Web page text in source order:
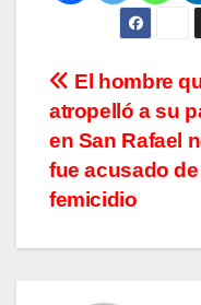
de
entradas
El hombre
atropelló a su
en San Rafael
fue acusado de
femicidio